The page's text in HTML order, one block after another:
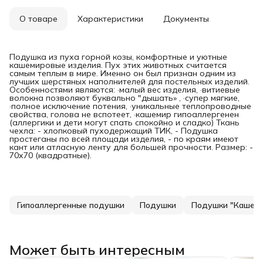
О товаре Характеристики Документы
Подушка из пуха горной козы, комфортные и уютные
кашемировые изделия. Пух этих животных считается
самым теплым в мире. Именно он был признан одним из
лучших шерстяных наполнителей для постельных изделий.
Особенностями являются: ·малый вес изделия, ·витиевые
волокна позволяют буквально "дышать» , ·супер мягкие,
·полное исключение потения, ·уникальные теплопроводные
свойства, голова не вспотеет, ·кашемир гипоаллергенен
(аллергики и дети могут спать спокойно и сладко) Ткань
чехла: - хлопковый пуходержащий ТИК, - Подушка
простеганы по всей площади изделия, - по краям имеют
кант или атласную ленту для большей прочности. Размер: -
70х70 (квадратные).
Гипоаллергенные подушки Подушки Подушки
Может быть интересным